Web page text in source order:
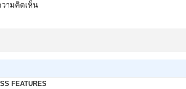
ามคิดเห็น
FEATURES